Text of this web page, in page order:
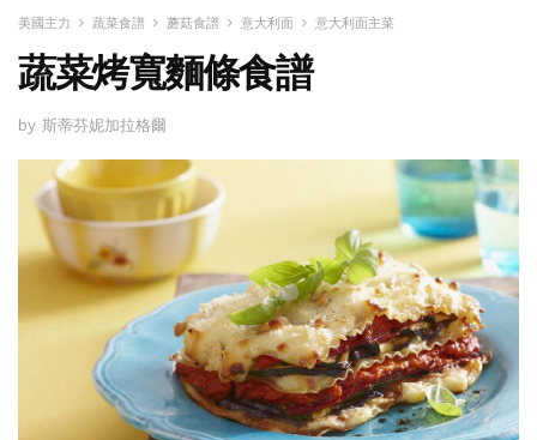
美國主力 蔬菜食譜 蘑菇食譜 意大利面 意大利面主菜
蔬菜烤寬麵條食譜
by 斯蒂芬妮加拉格爾